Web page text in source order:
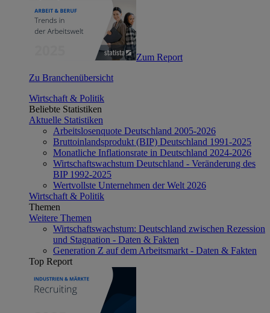
Zum Report
Zu Branchenübersicht
Wirtschaft & Politik
Beliebte Statistiken
Aktuelle Statistiken
Arbeitslosenquote Deutschland 2005-2026
Bruttoinlandsprodukt (BIP) Deutschland 1991-2025
Monatliche Inflationsrate in Deutschland 2024-2026
Wirtschaftswachstum Deutschland - Veränderung des
BIP 1992-2025
Wertvollste Unternehmen der Welt 2026
Wirtschaft & Politik
Themen
Weitere Themen
Wirtschaftswachstum: Deutschland zwischen Rezession
und Stagnation - Daten & Fakten
Generation Z auf dem Arbeitsmarkt - Daten & Fakten
Top Report